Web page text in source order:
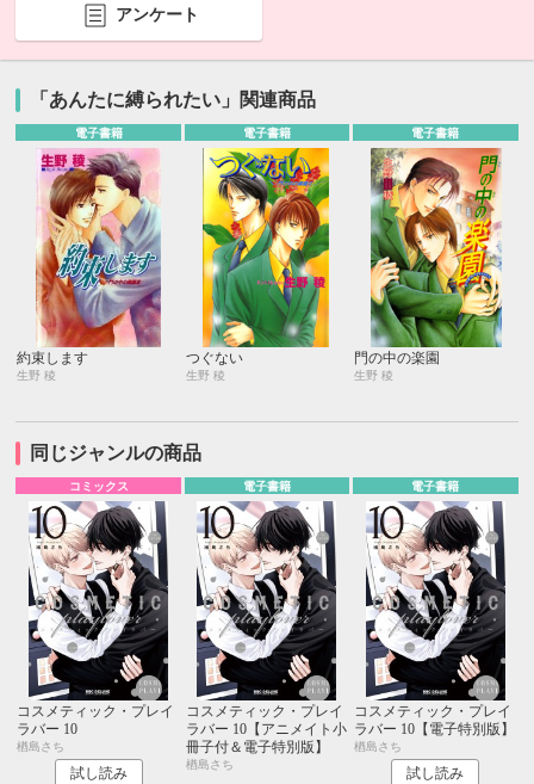
アンケート
「あんたに縛られたい」関連商品
電子書籍
約束します
生野 稜
電子書籍
つぐない
生野 稜
電子書籍
門の中の楽園
生野 稜
同じジャンルの商品
コミックス
コスメティック・プレイ
ラバー 10
楢島さち
試し読み
電子書籍
コスメティック・プレイ
ラバー 10【アニメイト小
冊子付＆電子特別版】
楢島さち
電子書籍
コスメティック・プレイ
ラバー 10【電子特別版】
楢島さち
試し読み